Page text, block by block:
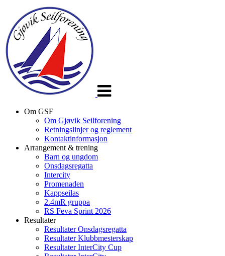
Om GSF
Om Gjøvik Seilforening
Retningslinjer og reglement
Kontaktinformasjon
Arrangement & trening
Barn og ungdom
Onsdagsregatta
Intercity
Promenaden
Kappseilas
2.4mR gruppa
RS Feva Sprint 2026
Resultater
Resultater Onsdagsregatta
Resultater Klubbmesterskap
Resultater InterCity Cup